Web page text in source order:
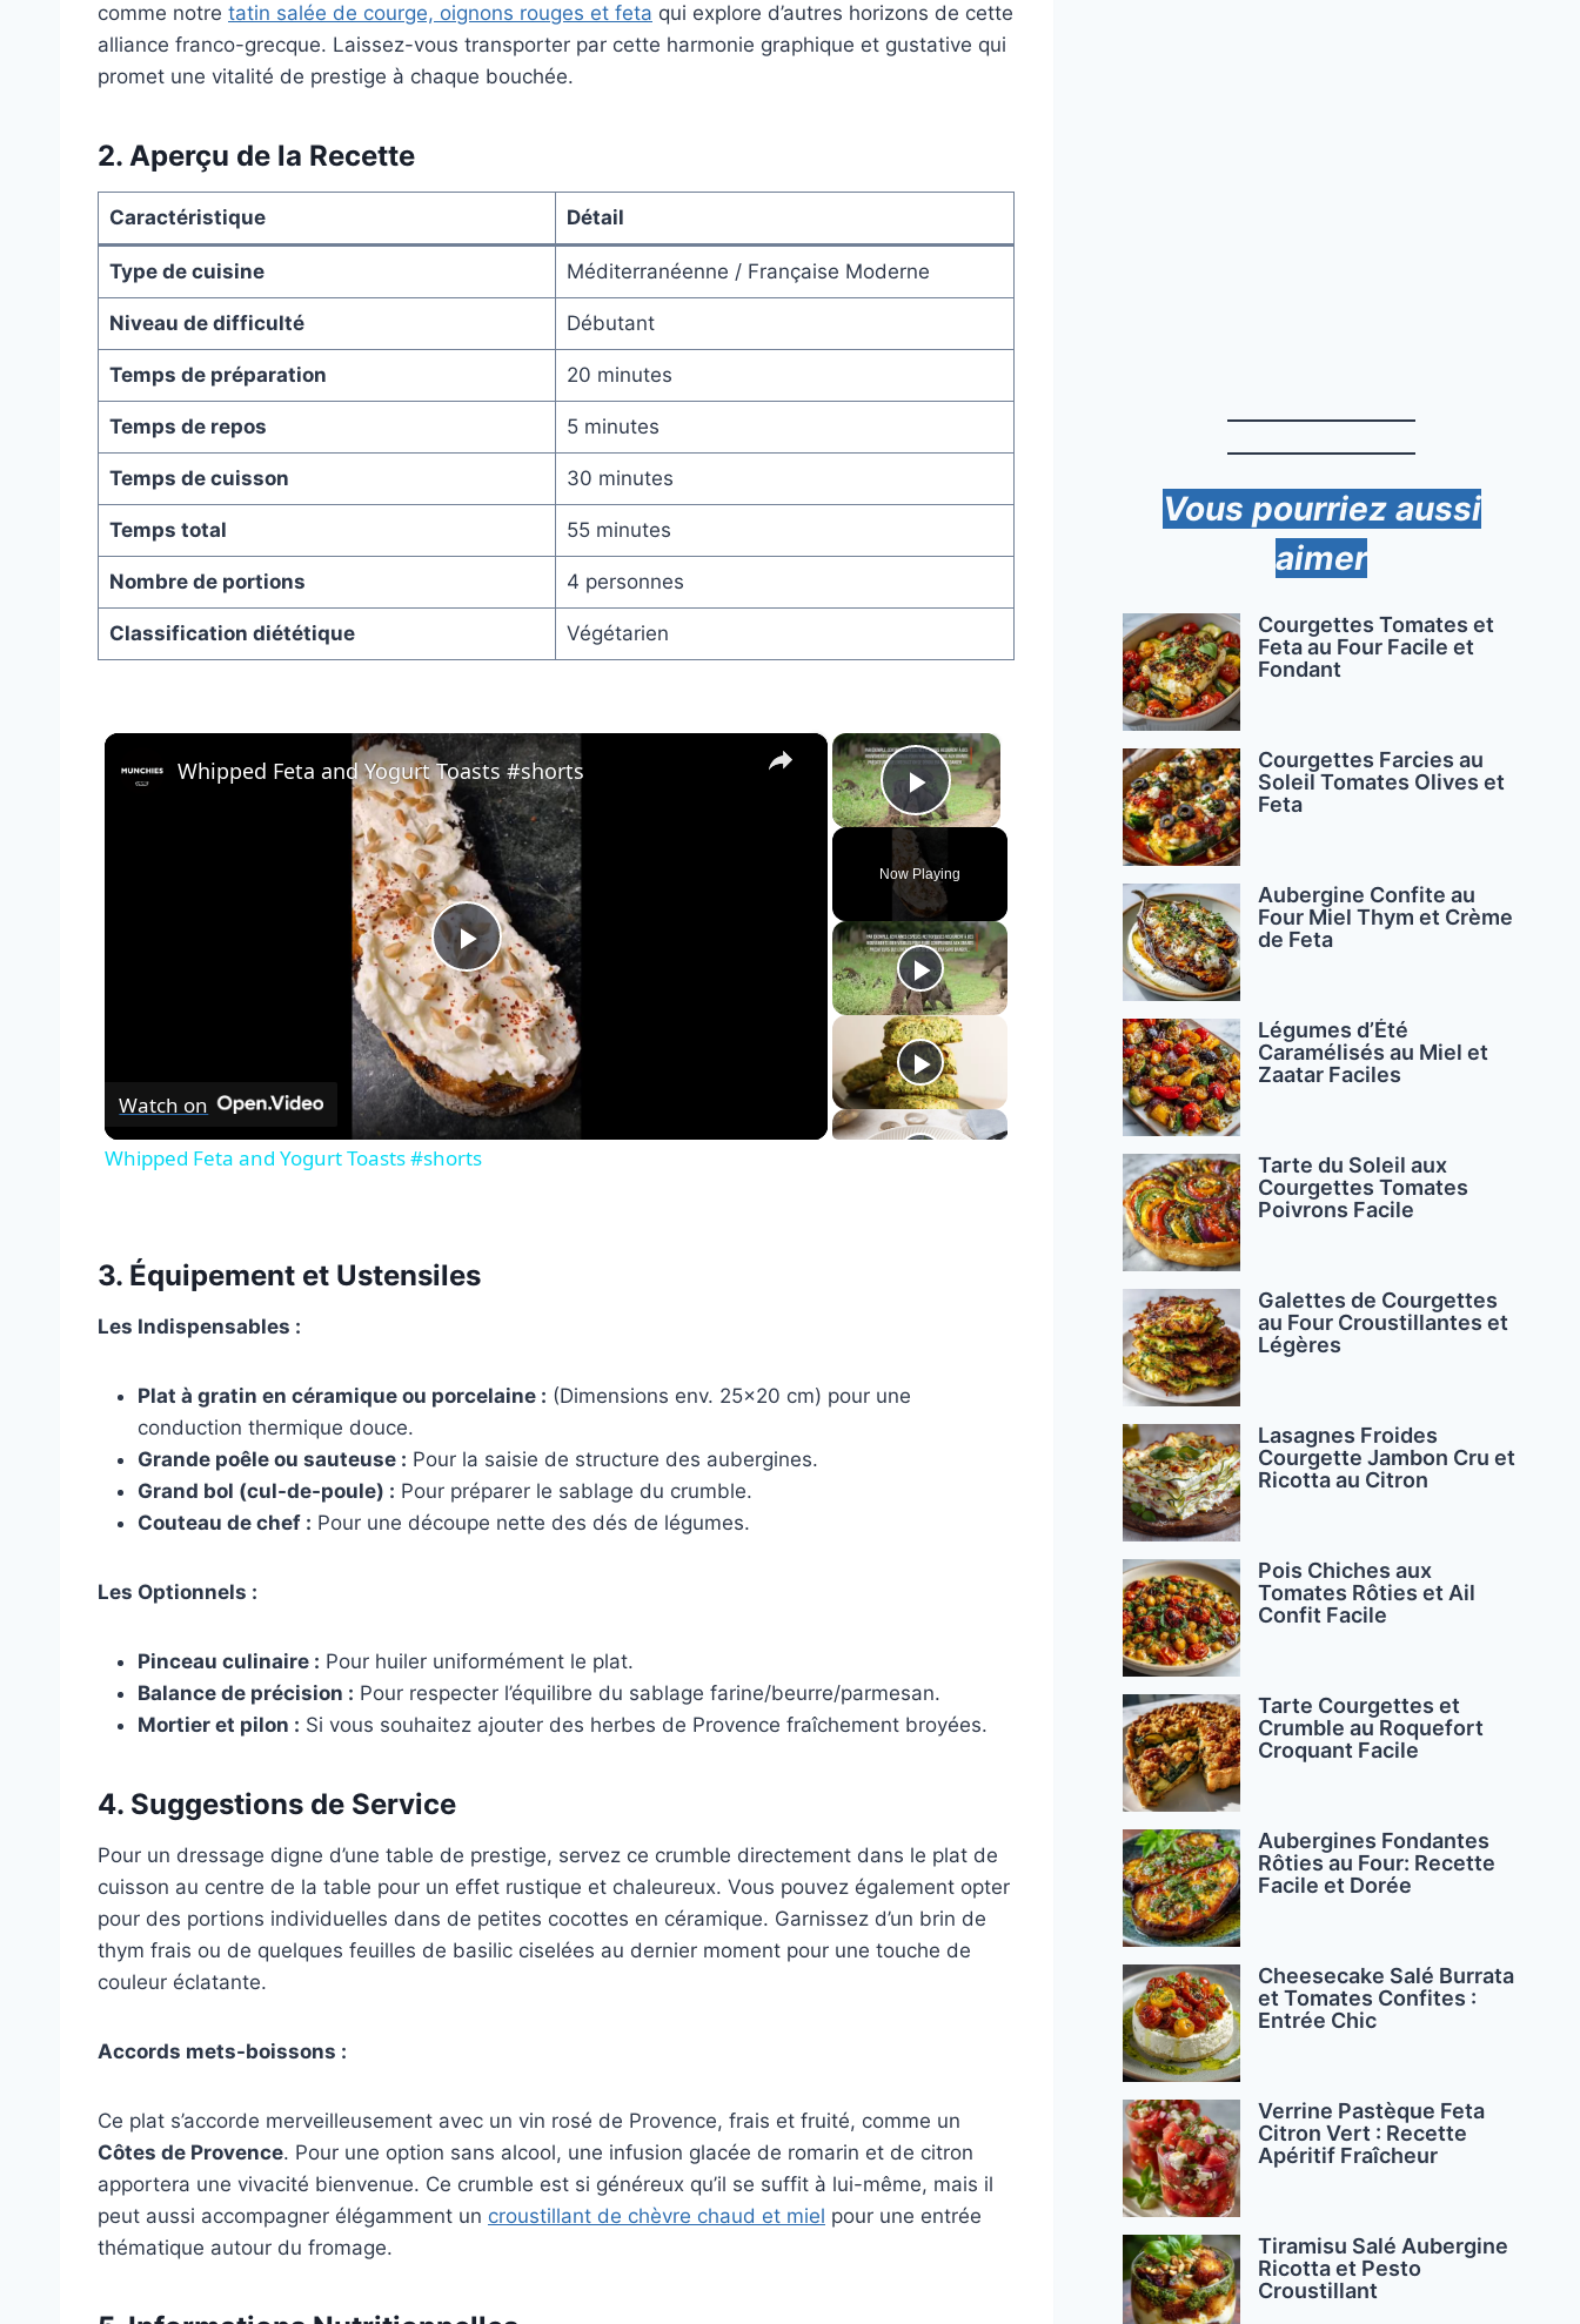
comme notre tatin salée de courge, oignons rouges et feta qui explore d’autres horizons de cette
alliance franco-grecque. Laissez-vous transporter par cette harmonie graphique et gustative qui
promet une vitalité de prestige à chaque bouchée.
2. Aperçu de la Recette
Caractéristique Détail
Type de cuisine Méditerranéenne / Française Moderne
Niveau de difficulté Débutant
Temps de préparation 20 minutes
Temps de repos 5 minutes
Temps de cuisson 30 minutes
Temps total 55 minutes
Nombre de portions 4 personnes
Classification diététique Végétarien
×
Play Video
Now Playing
×
Play
Video
Whipped Feta and Yogurt Toasts #shorts
Watch on
Whipped Feta and Yogurt Toasts #shorts
3. Équipement et Ustensiles
Les Indispensables :
Plat à gratin en céramique ou porcelaine : (Dimensions env. 25×20 cm) pour une
conduction thermique douce.
Grande poêle ou sauteuse : Pour la saisie de structure des aubergines.
Grand bol (cul-de-poule) : Pour préparer le sablage du crumble.
Couteau de chef : Pour une découpe nette des dés de légumes.
Les Optionnels :
Pinceau culinaire : Pour huiler uniformément le plat.
Balance de précision : Pour respecter l’équilibre du sablage farine/beurre/parmesan.
Mortier et pilon : Si vous souhaitez ajouter des herbes de Provence fraîchement broyées.
4. Suggestions de Service
Pour un dressage digne d’une table de prestige, servez ce crumble directement dans le plat de
cuisson au centre de la table pour un effet rustique et chaleureux. Vous pouvez également opter
pour des portions individuelles dans de petites cocottes en céramique. Garnissez d’un brin de
thym frais ou de quelques feuilles de basilic ciselées au dernier moment pour une touche de
couleur éclatante.
Accords mets-boissons :
Ce plat s’accorde merveilleusement avec un vin rosé de Provence, frais et fruité, comme un
Côtes de Provence. Pour une option sans alcool, une infusion glacée de romarin et de citron
apportera une vivacité bienvenue. Ce crumble est si généreux qu’il se suffit à lui-même, mais il
peut aussi accompagner élégamment un croustillant de chèvre chaud et miel pour une entrée
thématique autour du fromage.
Vous pourriez aussi
aimer
Courgettes Tomates et
Feta au Four Facile et
Fondant
Courgettes Farcies au
Soleil Tomates Olives et
Feta
Aubergine Confite au
Four Miel Thym et Crème
de Feta
Légumes d’Été
Caramélisés au Miel et
Zaatar Faciles
Tarte du Soleil aux
Courgettes Tomates
Poivrons Facile
Galettes de Courgettes
au Four Croustillantes et
Légères
Lasagnes Froides
Courgette Jambon Cru et
Ricotta au Citron
Pois Chiches aux
Tomates Rôties et Ail
Confit Facile
Tarte Courgettes et
Crumble au Roquefort
Croquant Facile
Aubergines Fondantes
Rôties au Four: Recette
Facile et Dorée
Cheesecake Salé Burrata
et Tomates Confites :
Entrée Chic
Verrine Pastèque Feta
Citron Vert : Recette
Apéritif Fraîcheur
Tiramisu Salé Aubergine
Ricotta et Pesto
Croustillant